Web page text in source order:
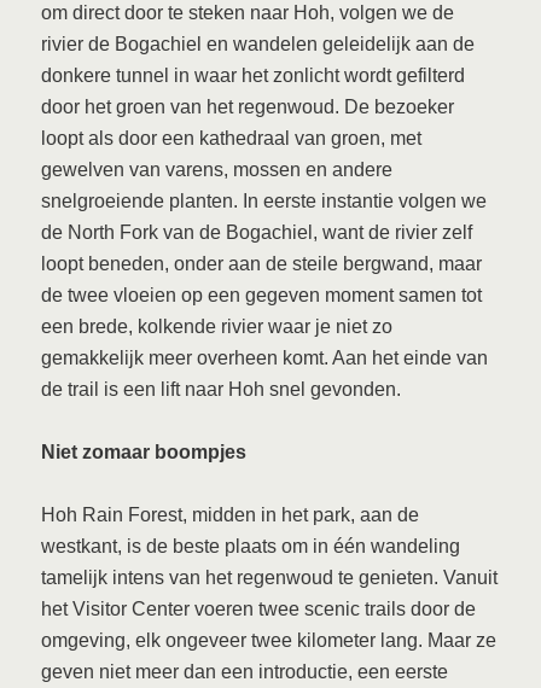
om direct door te steken naar Hoh, volgen we de
rivier de Bogachiel en wandelen geleidelijk aan de
donkere tunnel in waar het zonlicht wordt gefilterd
door het groen van het regenwoud. De bezoeker
loopt als door een kathedraal van groen, met
gewelven van varens, mossen en andere
snelgroeiende planten. In eerste instantie volgen we
de North Fork van de Bogachiel, want de rivier zelf
loopt beneden, onder aan de steile bergwand, maar
de twee vloeien op een gegeven moment samen tot
een brede, kolkende rivier waar je niet zo
gemakkelijk meer overheen komt. Aan het einde van
de trail is een lift naar Hoh snel gevonden.
Niet zomaar boompjes
Hoh Rain Forest, midden in het park, aan de
westkant, is de beste plaats om in één wandeling
tamelijk intens van het regenwoud te genieten. Vanuit
het Visitor Center voeren twee scenic trails door de
omgeving, elk ongeveer twee kilometer lang. Maar ze
geven niet meer dan een introductie, een eerste